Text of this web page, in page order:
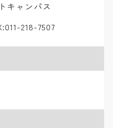
キャンパス
218-7507